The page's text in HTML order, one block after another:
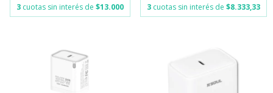
3 cuotas sin interés de $13.000 3 cuotas sin interés de $8.333,33